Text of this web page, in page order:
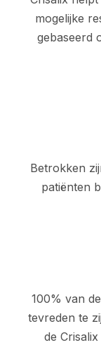
mogelijke
gebaseerd
Betrokken
patiënten
100% van
tevreden te
de